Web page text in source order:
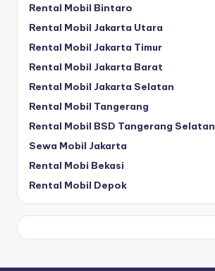
Rental Mobil Bintaro
Rental Mobil Jakarta Utara
Rental Mobil Jakarta Timur
Rental Mobil Jakarta Barat
Rental Mobil Jakarta Selatan
Rental Mobil Tangerang
Rental Mobil BSD Tangerang Selatan
Sewa Mobil Jakarta
Rental Mobi Bekasi
Rental Mobil Depok